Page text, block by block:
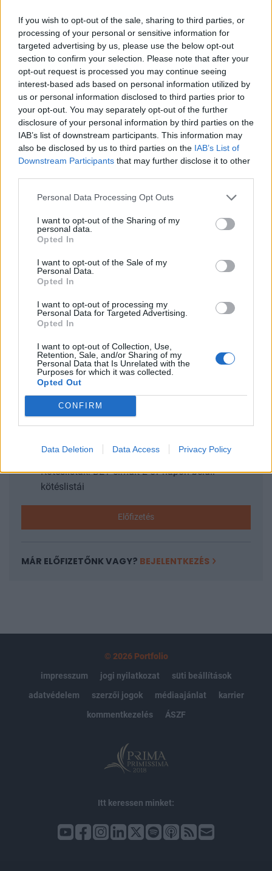
If you wish to opt-out of the sale, sharing to third parties, or
processing of your personal or sensitive information for
targeted advertising by us, please use the below opt-out
section to confirm your selection. Please note that after your
opt-out request is processed you may continue seeing
interest-based ads based on personal information utilized by
us or personal information disclosed to third parties prior to
your opt-out. You may separately opt-out of the further
disclosure of your personal information by third parties on the
IAB’s list of downstream participants. This information may
also be disclosed by us to third parties on the IAB’s List of
Downstream Participants that may further disclose it to other
Personal Data Processing Opt Outs
I want to opt-out of the Sharing of my
personal data.
Opted In
I want to opt-out of the Sale of my
Personal Data.
Opted In
I want to opt-out of processing my
Personal Data for Targeted Advertising.
Opted In
I want to opt-out of Collection, Use,
Retention, Sale, and/or Sharing of my
Personal Data that Is Unrelated with the
Purposes for which it was collected.
Opted Out
CONFIRM
Data Deletion Data Access Privacy Policy
MTI
2013. január 21. 18:31
Elkészül júniusra a Grundfos Magyarország Gyártó
Kft. második székesfehérvári gyára. A 17 milliárd
forintos beruházás révén 300-350 új munkahely
jön létre 2015-ig. Az új egységben a nagyméretű
szivattyúk gyártásával a projektközpontú
szolgáltatásokat tervezik bővíteni, emellett céljuk
a piacvezető pozíciójuk megőrzése is - mondta az
MTI-nek a társaság ügyvezető igazgatója, Török
A vállalat vezetője azt is kiemelte, hogy a 2012-ben
12 milliárd forintos beruházás révén a Grundfos jobban ki
tudja majd szolgálni a piacok növekvő igényeit, és tovább
gyárigazgató tájékoztatása szerint a gyártócsarnok építése
2012 júliusában...
KEDVES OLVASÓNK!
A keresett cikk a portfolio.hu hírarchívumához
tartozik, melynek olvasása előfizetéses
regisztrációhoz kötött.
Portfolio.hu teljes cikkarchívum
Kötéslisták: BÉT elmúlt 2 év napon belüli
kötéslistái
Előfizetés
MÁR ELŐFIZETŐNK VAGY? BEJELENTKEZÉS
© 2026 Portfolio
impresszum
jogi nyilatkozat
süti beállítások
adatvédelem
szerzői jogok médiaajánlat
karrier
kommentkezelés
ÁSZF
Itt keressen minket: